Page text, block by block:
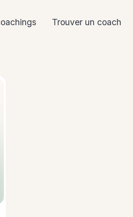
Trouver un coach